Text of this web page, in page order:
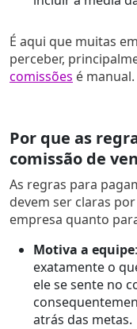
É aqui que muitas
perceber,
comissões é manual.
Por que as
comissão de
As regras para
devem ser claras
empresa quanto
Motiva a equipe
exatamente o
ele se sente no
atrás das metas.